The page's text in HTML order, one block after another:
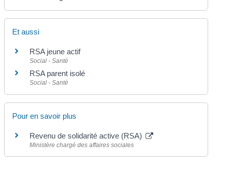
Et aussi
RSA jeune actif
Social - Santé
RSA parent isolé
Social - Santé
Pour en savoir plus
Revenu de solidarité active (RSA)
Ministère chargé des affaires sociales